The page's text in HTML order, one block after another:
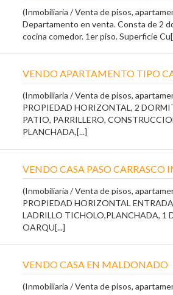
(Inmobiliaria / Venta de pisos,
Departamento en venta. Consta de 2
cocina comedor. 1er piso. Superficie
VENDO APARTAMENTO TIPO
(Inmobiliaria / Venta de pisos,
PROPIEDAD HORIZONTAL, 2
PATIO, PARRILLERO,
PLANCHADA,[...]
VENDO CASA PASO CARRASCO
(Inmobiliaria / Venta de pisos,
PROPIEDAD HORIZONTAL
LADRILLO TICHOLO,PLANCHADA, 1
OARQU[...]
VENDO CASA EN MALDONADO
(Inmobiliaria / Venta de pisos,